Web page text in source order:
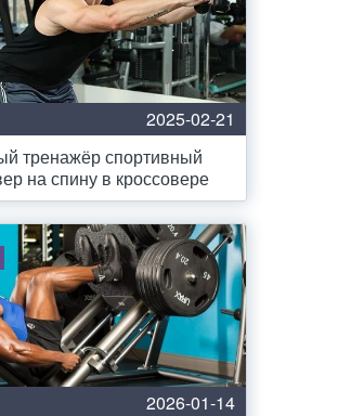
2025-02-21
тренажёр спортивный
на спину в кроссовере
2026-01-14